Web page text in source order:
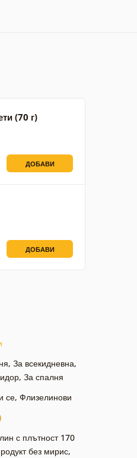
(70 г)
ДОБАВИ
ДОБАВИ
, За всекидневна,
, За спалня
се, Флизелинови
с плътност 170
без мирис,